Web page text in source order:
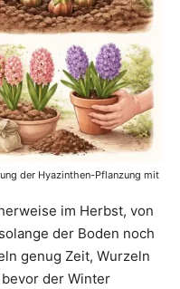
der Hyazinthen-Pflanzung mit
im Herbst, von
der Boden noch
genug Zeit, Wurzeln
der Winter